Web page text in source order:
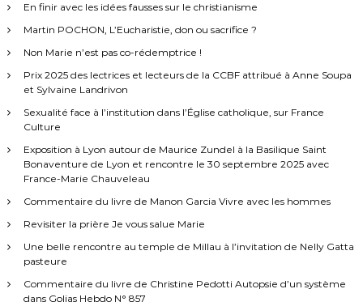
En finir avec les idées fausses sur le christianisme
Martin POCHON, L’Eucharistie, don ou sacrifice ?
Non Marie n’est pas co-rédemptrice !
Prix 2025 des lectrices et lecteurs de la CCBF attribué à Anne Soupa
et Sylvaine Landrivon
Sexualité face à l’institution dans l’Église catholique, sur France
Culture
Exposition à Lyon autour de Maurice Zundel à la Basilique Saint
Bonaventure de Lyon et rencontre le 30 septembre 2025 avec
France-Marie Chauveleau
Commentaire du livre de Manon Garcia Vivre avec les hommes
Revisiter la prière Je vous salue Marie
Une belle rencontre au temple de Millau à l’invitation de Nelly Gatta
pasteure
Commentaire du livre de Christine Pedotti Autopsie d’un système
dans Golias Hebdo N° 857